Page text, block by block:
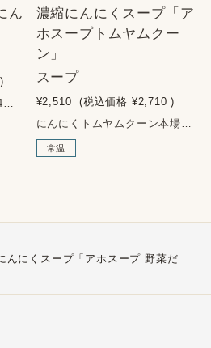
ん
)
「第15回調味料選手権2024」審査員特別賞受賞岩手県八幡平の名水を使って作られた米麹に「アホプレミアム」をたっぷり混ぜ込み発酵させました。野菜の浅漬けやディップに、肉・魚料理の下味に、調味料として使えば味にコクが出ます。従来の塩こうじとは全く違う新しいニンニク万能調味料です。■内容量：200g■原材料名：米（国産）、米麹、にんにく（青森県）、天日塩、酒精■賞味期限：製造より1年■保存方法：直射日光を避け常温保存。開封後は要冷蔵。
NEW
SOLD OUT
濃縮にんにくスープ「ア
ホスープトムヤムクー
ン」
スープ
¥2,510 (税込価格 ¥2,710 )
にんにくトムヤムクーン本場タイのスパイス、海老のコクと旨味、爽やかなハーブの酸味が溶け込んだ絶妙な味わいの逸品です。本場タイのシェフも絶賛！ニンニクがたっぷり入っているのに（60%以上）、気になる臭い戻りもありません。お湯や水を注ぐだけでおいしい健康スープの完成です。この辛みはクセになること間違いなし。■アレルゲン：えび・小麦・大豆・鶏肉・りんご■内容量：180g■原材料名：にんにく（青森県産）、トムヤムクンペースト、食塩、チリインオイル、チキンエキス、発酵調味料、しょうゆ、酵母エキス、カエンペッパー、ジンジャーエキス、こしょう、りんご果汁/調味料（アミノ酸等）、pH調整剤、酒精、（一部にえび・小麦・大豆・鶏肉・りんごを含む）■原料原産地名：青森県産（にんにく/福地ホワイト六片種）■賞味期限：製造より1年■栄養成分表示：（100g当たり）エネルギー 113kcal、たんぱく質 5.9g、脂質 0.8g、炭水化物 20.5g、食塩相当量 7.8g■保存方法：直射日光を避け常温保存。開封後は要冷蔵。スープの目安：10倍希釈お好みの濃さに調整してください。
常温
んにくスープ「アホスープ 野菜だ